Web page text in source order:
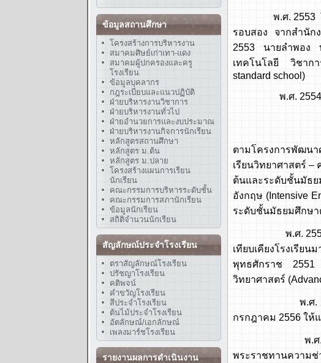
ข้อมูลสถานศึกษา
โครงสร้างการบริหารงาน
สมาคมศิษย์เก่าเทา-แดง
สมาคมผู้ปกครองและครู
โรงเรียน
ข้อมูลบุคลากร
กฎระเบียบและแนวปฏิบัติ
ฝ่ายบริหารงานวิชาการ
ฝ่ายบริหารงานทั่วไป
ฝ่ายอำนวยการและงบประมาณ
ฝ่ายบริหารงานกิจการนักเรียน
หลักสูตรสถานศึกษา
หลักสูตร ม.ต้น
หลักสูตร ม.ปลาย
โครงสร้างแผนการเรียน
นักเรียน
คณะกรรมการบริหารระดับชั้น
คณะกรรมการสภานักเรียน
ข้อมูลนักเรียน
สถิติจำนวนนักเรียน
สัญลักษณ์ประจำโรงเรียน
ตราสัญลักษณ์โรงเรียน
ปรัชญาโรงเรียน
คติพจน์
คำขวัญโรงเรียน
สีประจำโรงเรียน
ต้นไม้ประจำโรงเรียน
อัตลักษณ์/เอกลักษณ์
เพลงมาร์ชโรงเรียน
รายงานผลการดำเนินงาน
พ.ศ. 2553 โรงเ
รอบสอง จากสำนัก
2553 นายลำพอง
เทคโนโลยี วิชาก
standard school)
พ.ศ. 2554 - โรง
- โรงเรียนเที
หลักสูตรแกนก
ตามโครงการพัฒนา
เรียนวิทยาศาสตร์
ต้นและระดับชั้นมัธย
อังกฤษ (Intensive
ระดับชั้นมัธยมศึกษา
พ.ศ. 2555 โรง
เทียบเคียงโรงเรี
พุทธศักราช 2551
วิทยาศาสตร์
พ.ศ. 2556 นาย
กรกฎาคม 2556 ให้
พ.ศ. 2557 โรง
พระราชทานความ